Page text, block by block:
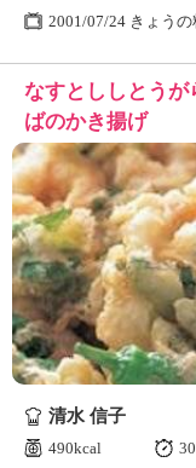
2001/07/24 きょう
なすとししとう
ばのかき揚げ
清水 信子
490kcal